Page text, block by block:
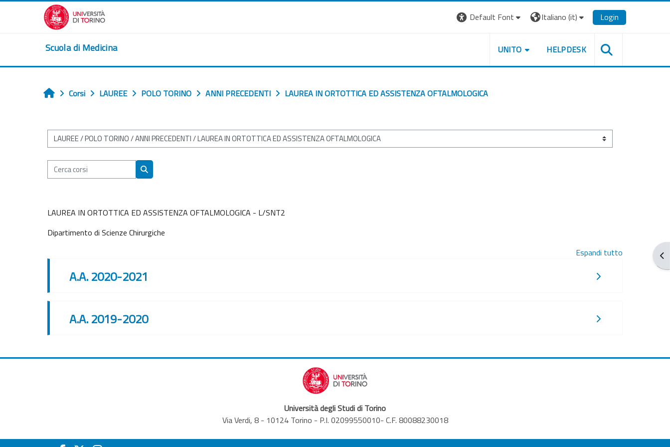
Vai al contenuto principale
Default Font
Italiano ‎(it)‎ Login
Scuola di Medicina UNITO HELPDESK
Home
Corsi LAUREE POLO TORINO ANNI PRECEDENTI LAUREA IN ORTOTTICA ED ASSISTENZA OFTALMOLOGICA
Categorie di corso
Cerca corsi
Cerca corsi
LAUREA IN ORTOTTICA ED ASSISTENZA OFTALMOLOGICA - L/SNT2
Dipartimento di Scienze Chirurgiche
Espandi tutto
A.A. 2020-2021
A.A. 2019-2020
Università degli Studi di Torino
Via Verdi, 8 - 10124 Torino - P.I. 02099550010- C.F. 80088230018